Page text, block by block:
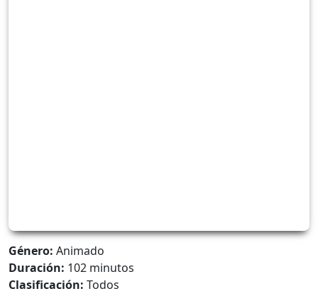
Género: Animado
Duración: 102 minutos
Clasificación: Todos